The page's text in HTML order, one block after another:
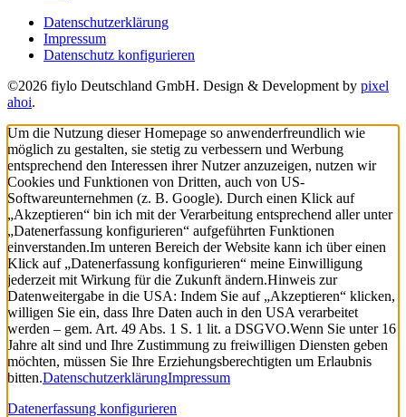
Datenschutzerklärung
Impressum
Datenschutz konfigurieren
©2026 fiylo Deutschland GmbH. Design & Development by pixel
ahoi.
Um die Nutzung dieser Homepage so anwenderfreundlich wie
möglich zu gestalten, sie stetig zu verbessern und Werbung
entsprechend den Interessen ihrer Nutzer anzuzeigen, nutzen wir
Cookies und Funktionen von Dritten, auch von US-
Softwareunternehmen (z. B. Google). Durch einen Klick auf
„Akzeptieren“ bin ich mit der Verarbeitung entsprechend aller unter
„Datenerfassung konfigurieren“ aufgeführten Funktionen
einverstanden.Im unteren Bereich der Website kann ich über einen
Klick auf „Datenerfassung konfigurieren“ meine Einwilligung
jederzeit mit Wirkung für die Zukunft ändern.Hinweis zur
Datenweitergabe in die USA: Indem Sie auf „Akzeptieren“ klicken,
willigen Sie ein, dass Ihre Daten auch in den USA verarbeitet
werden – gem. Art. 49 Abs. 1 S. 1 lit. a DSGVO.Wenn Sie unter 16
Jahre alt sind und Ihre Zustimmung zu freiwilligen Diensten geben
möchten, müssen Sie Ihre Erziehungsberechtigten um Erlaubnis
bitten.DatenschutzerklärungImpressum
Datenerfassung konfigurieren